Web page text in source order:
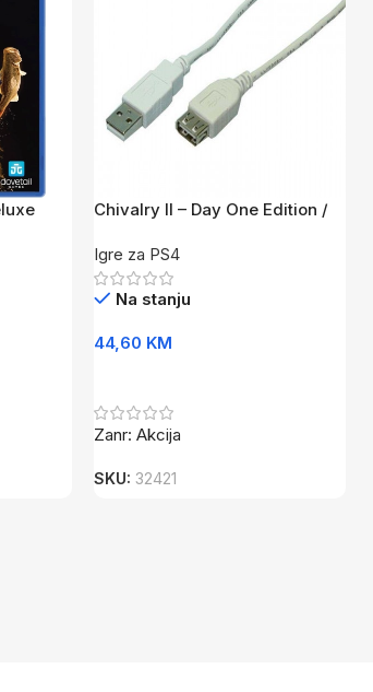
Chivalry II – Day One Edition /
Igre za PS4
Na stanju
44,60 KM
Zanr: Akcija
SKU:32421